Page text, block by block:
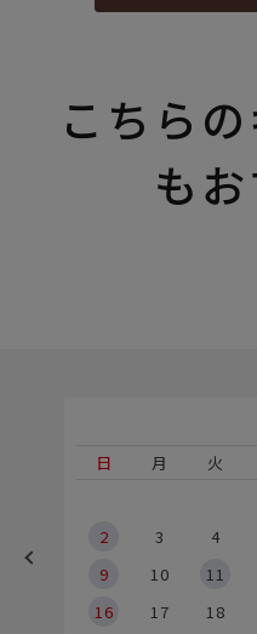
こちら
も
日
月 火
2
3 4
9
10 11
16
17 18